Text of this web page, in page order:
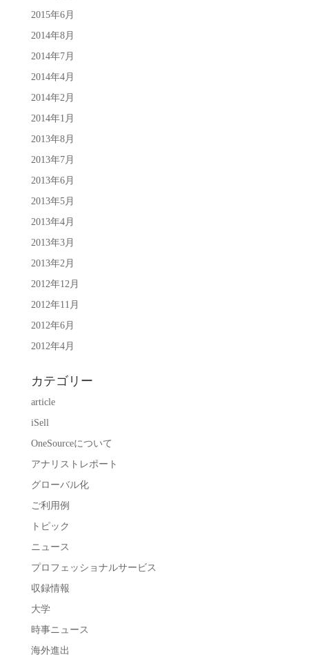
2015年6月
2014年8月
2014年7月
2014年4月
2014年2月
2014年1月
2013年8月
2013年7月
2013年6月
2013年5月
2013年4月
2013年3月
2013年2月
2012年12月
2012年11月
2012年6月
2012年4月
カテゴリー
article
iSell
OneSourceについて
アナリストレポート
グローバル化
ご利用例
トピック
ニュース
プロフェッショナルサービス
収録情報
大学
時事ニュース
海外進出